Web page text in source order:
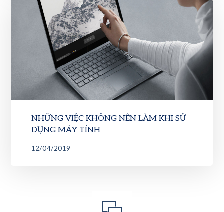
NHỮNG VIỆC KHÔNG NÊN LÀM KHI SỬ
DỤNG MÁY TÍNH
12/04/2019